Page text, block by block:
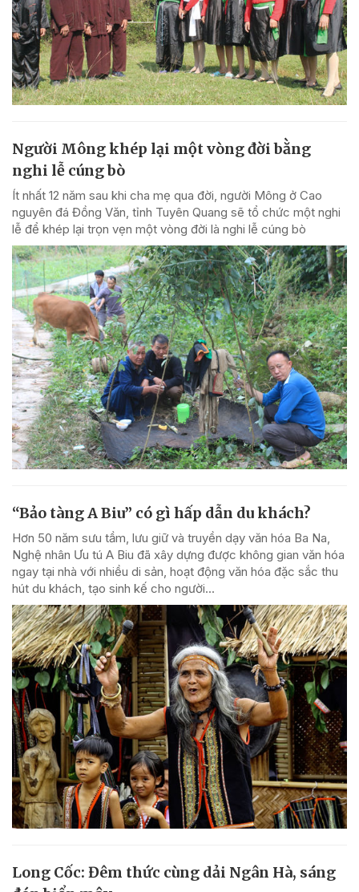
Người Mông khép lại một vòng đời bằng
nghi lễ cúng bò
Ít nhất 12 năm sau khi cha mẹ qua đời, người Mông ở Cao
nguyên đá Đồng Văn, tỉnh Tuyên Quang sẽ tổ chức một nghi
lễ để khép lại trọn vẹn một vòng đời là nghi lễ cúng bò
“Bảo tàng A Biu” có gì hấp dẫn du khách?
Hơn 50 năm sưu tầm, lưu giữ và truyền dạy văn hóa Ba Na,
Nghệ nhân Ưu tú A Biu đã xây dựng được không gian văn hóa
ngay tại nhà với nhiều di sản, hoạt động văn hóa đặc sắc thu
hút du khách, tạo sinh kế cho người...
Long Cốc: Đêm thức cùng dải Ngân Hà, sáng